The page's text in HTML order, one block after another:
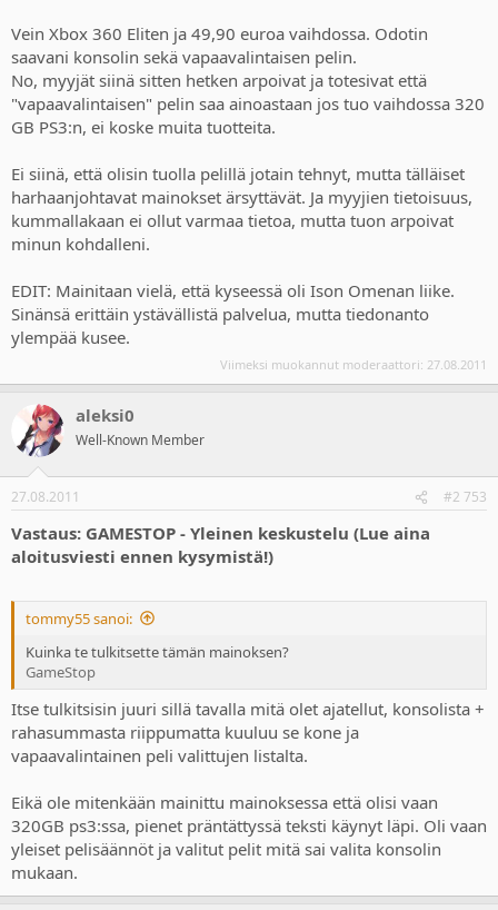
Vein Xbox 360 Eliten ja 49,90 euroa vaihdossa. Odotin
saavani konsolin sekä vapaavalintaisen pelin.
No, myyjät siinä sitten hetken arpoivat ja totesivat että
"vapaavalintaisen" pelin saa ainoastaan jos tuo vaihdossa 320
GB PS3:n, ei koske muita tuotteita.
Ei siinä, että olisin tuolla pelillä jotain tehnyt, mutta tälläiset
harhaanjohtavat mainokset ärsyttävät. Ja myyjien tietoisuus,
kummallakaan ei ollut varmaa tietoa, mutta tuon arpoivat
minun kohdalleni.
EDIT: Mainitaan vielä, että kyseessä oli Ison Omenan liike.
Sinänsä erittäin ystävällistä palvelua, mutta tiedonanto
ylempää kusee.
Viimeksi muokannut moderaattori: 27.08.2011
aleksi0
Well-Known Member
27.08.2011 #2 753
Vastaus: GAMESTOP - Yleinen keskustelu (Lue aina
aloitusviesti ennen kysymistä!)
tommy55 sanoi:
Kuinka te tulkitsette tämän mainoksen?
GameStop
Itse tulkitsisin juuri sillä tavalla mitä olet ajatellut, konsolista +
rahasummasta riippumatta kuuluu se kone ja
vapaavalintainen peli valittujen listalta.
Eikä ole mitenkään mainittu mainoksessa että olisi vaan
320GB ps3:ssa, pienet präntättyssä teksti käynyt läpi. Oli vaan
yleiset pelisäännöt ja valitut pelit mitä sai valita konsolin
mukaan.